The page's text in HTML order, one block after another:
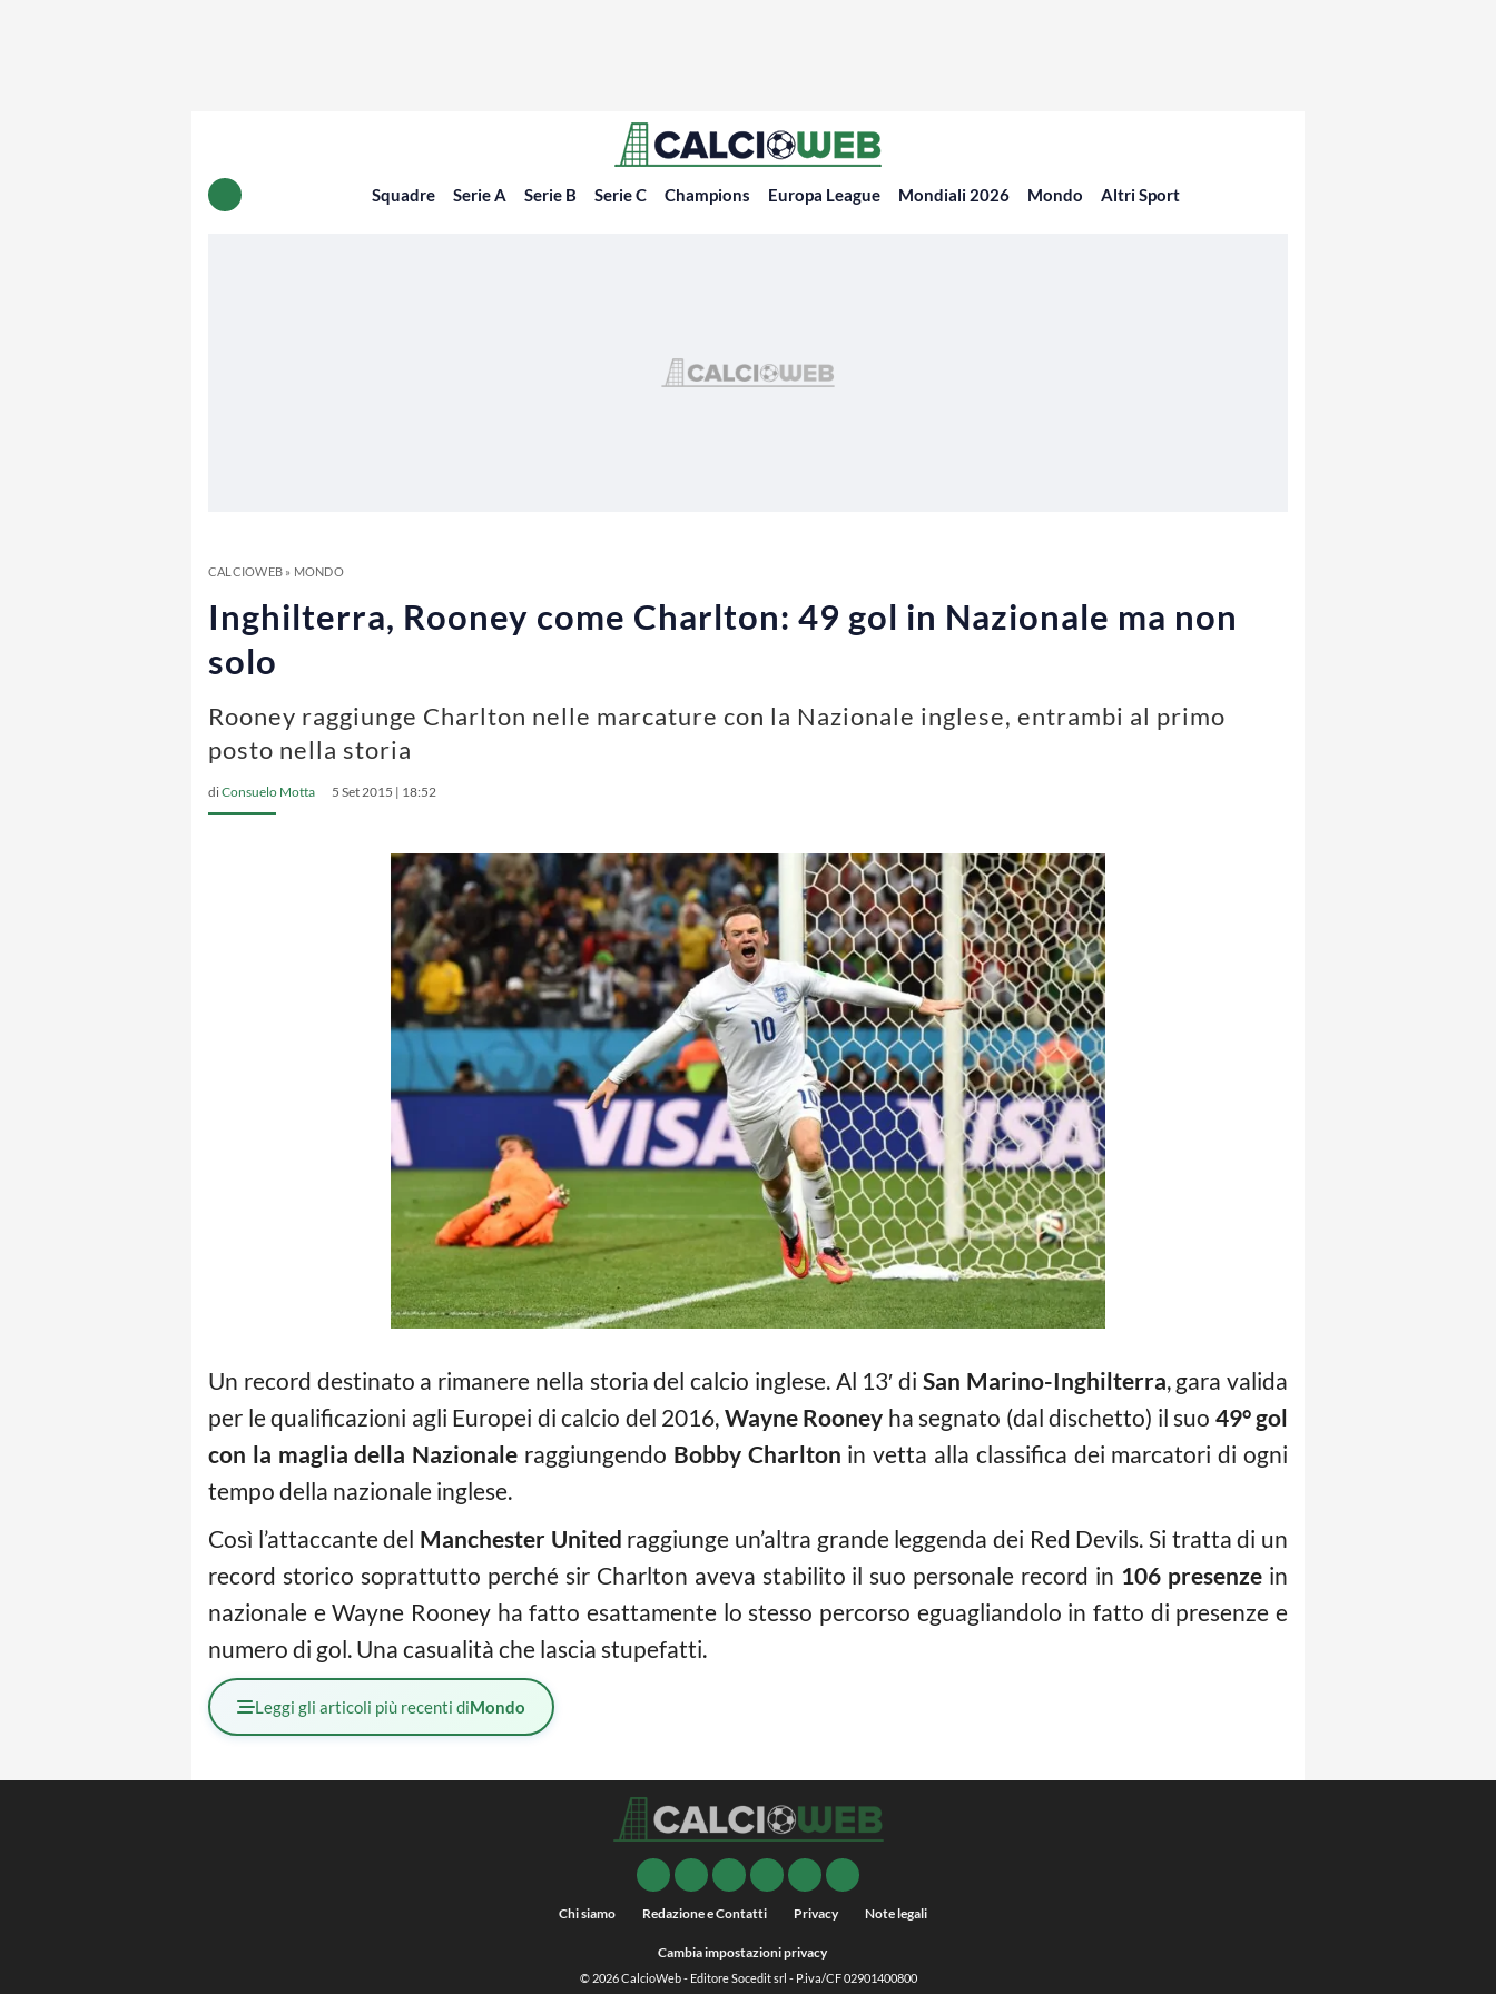
Squadre Serie A Serie B Serie C Champions Europa League Mondiali 2026 Mondo Altri Sport
CALCIOWEB» MONDO
Inghilterra, Rooney come Charlton: 49 gol in Nazionale ma non
solo
Rooney raggiunge Charlton nelle marcature con la Nazionale inglese, entrambi al primo
posto nella storia
diConsuelo Motta 5 Set 2015 | 18:52
Un record destinato a rimanere nella storia del calcio inglese. Al 13′ di San Marino-Inghilterra, gara valida
per le qualificazioni agli Europei di calcio del 2016, Wayne Rooney ha segnato (dal dischetto) il suo 49° gol
con la maglia della Nazionale raggiungendo Bobby Charlton in vetta alla classifica dei marcatori di ogni
tempo della nazionale inglese.
Così l’attaccante del Manchester United raggiunge un’altra grande leggenda dei Red Devils. Si tratta di un
record storico soprattutto perché sir Charlton aveva stabilito il suo personale record in 106 presenze in
nazionale e Wayne Rooney ha fatto esattamente lo stesso percorso eguagliandolo in fatto di presenze e
numero di gol. Una casualità che lascia stupefatti.
Leggi gli articoli più recenti diMondo
Chi siamo Redazione e Contatti Privacy Note legali
Cambia impostazioni privacy
© 2026CalcioWeb- Editore Socedit srl - P.iva/CF 02901400800